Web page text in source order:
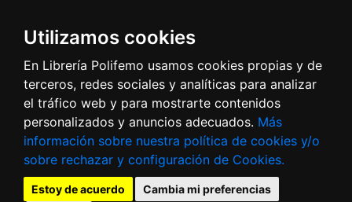
Utilizamos cookies
En Librería Polifemo usamos cookies propias y de
terceros, redes sociales y analíticas para analizar
el tráfico web y para mostrarte contenidos
personalizados y anuncios adecuados. Más
información sobre nuestra política de cookies y/o
sobre rechazar y configuración de Cookies.
Estoy de acuerdo
Cambia mi preferencias